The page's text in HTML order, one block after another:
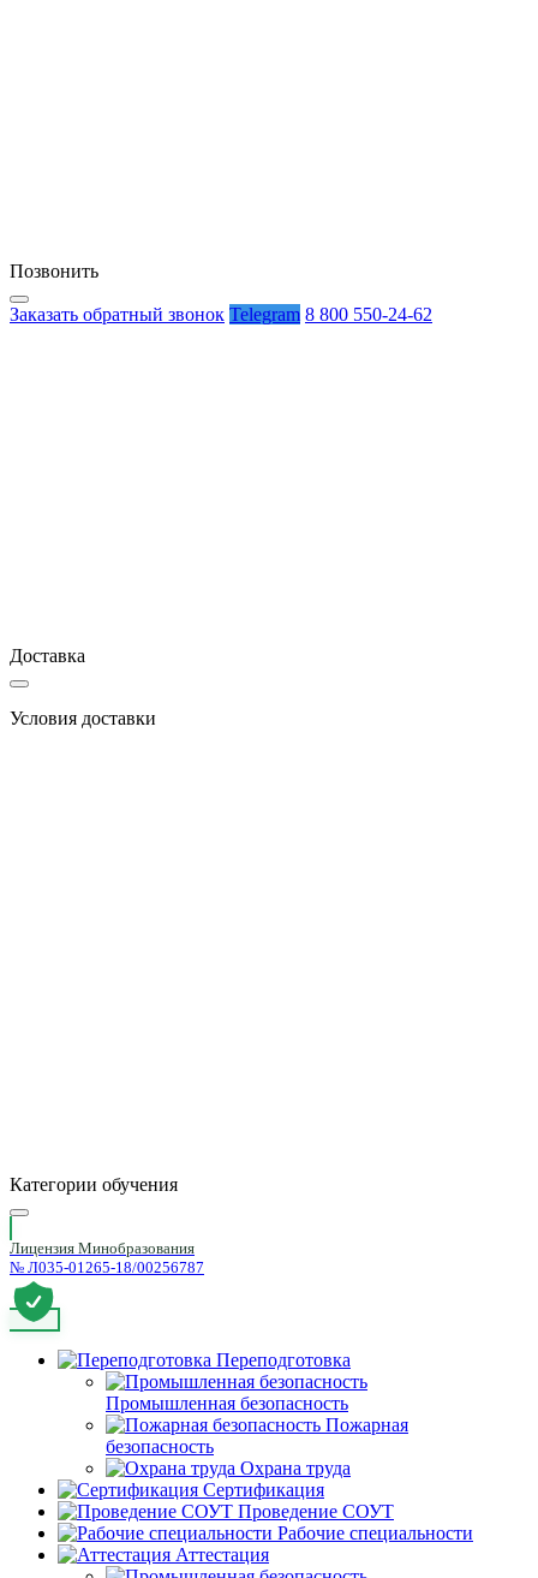
Позвонить
Заказать обратный звонок Telegram 8 800 550-24-62
Доставка
Условия доставки
Категории обучения
Лицензия Минобразования
№ Л035-01265-18/00256787
Переподготовка
Промышленная безопасность
Пожарная
безопасность
Охрана труда
Сертификация
Проведение СОУТ
Рабочие специальности
Аттестация